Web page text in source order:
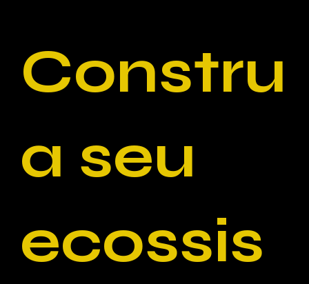
Constru
a seu
ecossis